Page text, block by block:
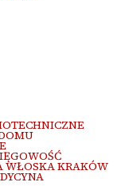
WŁOSKA KRAKÓW